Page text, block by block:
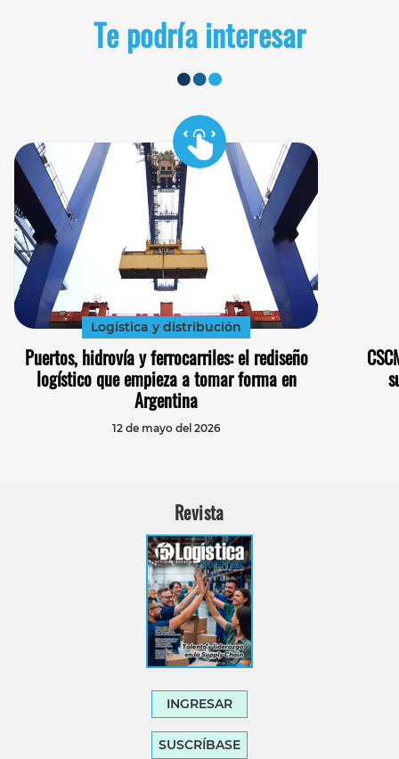
Te podría interesar
Logística y distribución
Puertos, hidrovía y ferrocarriles: el rediseño
logístico que empieza a tomar forma en
Argentina
12 de mayo del 2026
Revista
INGRESAR
SUSCRÍBASE